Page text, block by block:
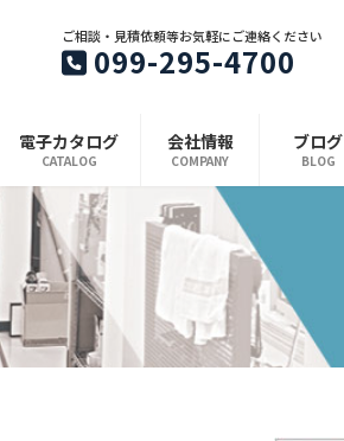
ご相談・見積依頼等お気軽にご連絡ください
099-295-4700
電子カタログ
CATALOG
会社情報
COMPANY
ブログ
BLOG